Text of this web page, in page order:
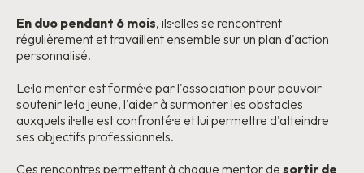
En duo pendant 6 mois, ils·elles se rencontrent
régulièrement et travaillent ensemble sur un plan d'action
personnalisé.
Le·la mentor est formé·e par l'association pour pouvoir
soutenir le·la jeune, l'aider à surmonter les obstacles
auxquels il·elle est confronté·e et lui permettre d'atteindre
ses objectifs professionnels.
Ces rencontres permettent à chaque mentor de sortir de